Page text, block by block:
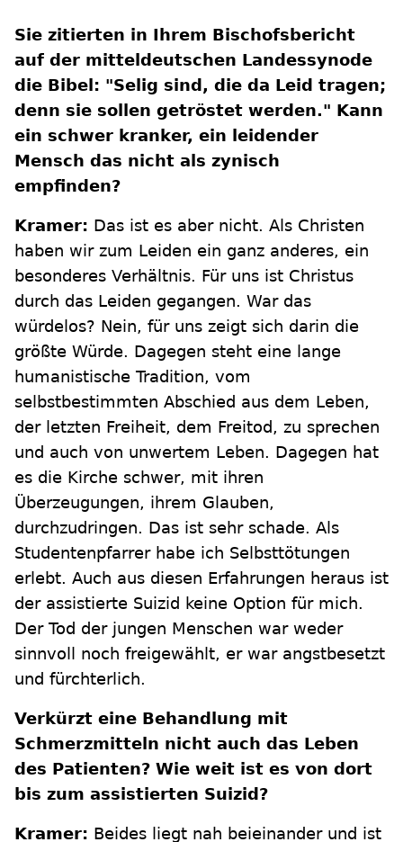
Sie zitierten in Ihrem Bischofsbericht
auf der mitteldeutschen Landessynode
die Bibel: "Selig sind, die da Leid tragen;
denn sie sollen getröstet werden." Kann
ein schwer kranker, ein leidender
Mensch das nicht als zynisch
empfinden?
Kramer: Das ist es aber nicht. Als Christen
haben wir zum Leiden ein ganz anderes, ein
besonderes Verhältnis. Für uns ist Christus
durch das Leiden gegangen. War das
würdelos? Nein, für uns zeigt sich darin die
größte Würde. Dagegen steht eine lange
humanistische Tradition, vom
selbstbestimmten Abschied aus dem Leben,
der letzten Freiheit, dem Freitod, zu sprechen
und auch von unwertem Leben. Dagegen hat
es die Kirche schwer, mit ihren
Überzeugungen, ihrem Glauben,
durchzudringen. Das ist sehr schade. Als
Studentenpfarrer habe ich Selbsttötungen
erlebt. Auch aus diesen Erfahrungen heraus ist
der assistierte Suizid keine Option für mich.
Der Tod der jungen Menschen war weder
sinnvoll noch freigewählt, er war angstbesetzt
und fürchterlich.
Verkürzt eine Behandlung mit
Schmerzmitteln nicht auch das Leben
des Patienten? Wie weit ist es von dort
bis zum assistierten Suizid?
Kramer: Beides liegt nah beieinander und ist